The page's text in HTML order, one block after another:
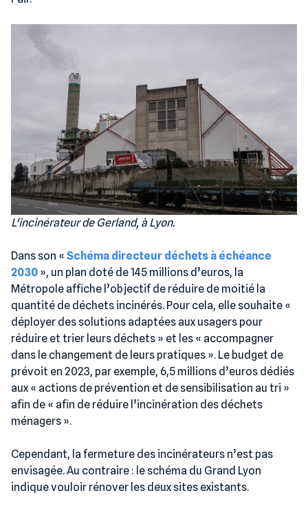
L'incinérateur de Gerland, à Lyon.
Dans son « Schéma directeur déchets à échéance
2030 », un plan doté de 145 millions d’euros, la
Métropole affiche l’objectif de réduire de moitié la
quantité de déchets incinérés. Pour cela, elle souhaite «
déployer des solutions adaptées aux usagers pour
réduire et trier leurs déchets » et les « accompagner
dans le changement de leurs pratiques ». Le budget de
prévoit en 2023, par exemple, 6,5 millions d’euros dédiés
aux « actions de prévention et de sensibilisation au tri »
afin de « afin de réduire l’incinération des déchets
ménagers ».
Cependant, la fermeture des incinérateurs n’est pas
envisagée. Au contraire : le schéma du Grand Lyon
indique vouloir rénover les deux sites existants.